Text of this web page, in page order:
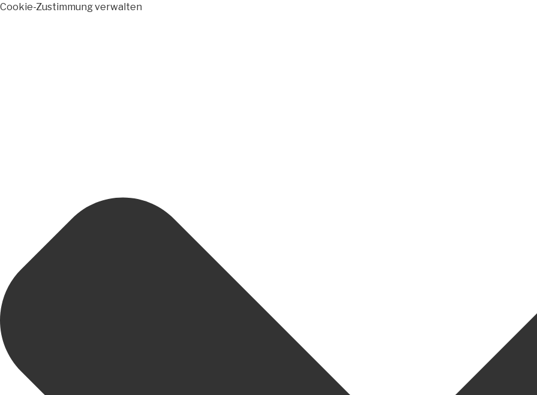
Cookie-Zustimmung verwalten